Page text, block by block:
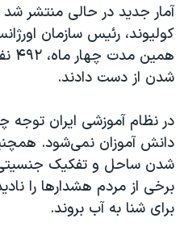
آمار جدید در حالی منتشر
کولیوند، رئیس سازمان
شدن از دست دادند.
در نظام آموزشی ایران توجه
دانش آموزان نمی‌شود.
شدن ساحل و تفکیک
برخی از مردم هشدارها را
برای شنا به آب بروند.